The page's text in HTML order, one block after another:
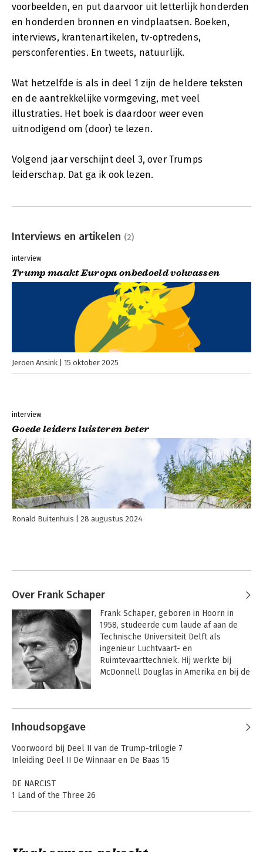
voorbeelden, en put daarvoor uit letterlijk honderden
en honderden bronnen en vindplaatsen. Boeken,
interviews, krantenartikelen, tv-optredens,
persconferenties. En tweets, natuurlijk.
Wat hetzelfde is als in deel 1 zijn de heldere teksten
en de aantrekkelijke vormgeving, met veel
illustraties. Het boek is daardoor weer even
uitnodigend om (door) te lezen.
Volgend jaar verschijnt deel 3, over Trumps
leiderschap. Dat ga ik ook lezen.
Interviews en artikelen (2)
interview
Trump maakt Europa onbedoeld volwassen
Jeroen Ansink 15 oktober 2025
interview
Goede leiders luisteren beter
Ronald Buitenhuis 28 augustus 2024
Over Frank Schaper
Frank Schaper, geboren in Hoorn in
1958, studeerde cum laude af aan de
Technische Universiteit Delft als
ingenieur Luchtvaart- en
Ruimtevaarttechniek. Hij werkte bij
McDonnell Douglas in Amerika en bij de
sindsdien zelfstandig auteur/personal
perfect ronde NIKE-voetbal uit.
Bovendien was hij in 2005 de maker en
co-presentator van het KRO-
(het Enneagram), levensfasen, stress,
geschreven.
Andere boeken door Frank Schaper
Inhoudsopgave
Voorwoord bij Deel II van de Trump-trilogie 7
Inleiding Deel II De Winnaar en De Baas 15
DE NARCIST
1 Land of the Three 26